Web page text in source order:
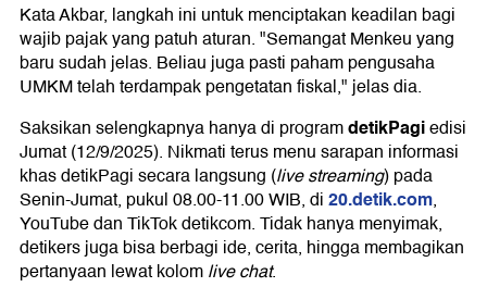
Kata Akbar, langkah ini untuk menciptakan keadilan bagi
wajib pajak yang patuh aturan. "Semangat Menkeu yang
baru sudah jelas. Beliau juga pasti paham pengusaha
UMKM telah terdampak pengetatan fiskal," jelas dia.
Saksikan selengkapnya hanya di programdetikPagiedisi
Jumat (12/9/2025). Nikmati terus menu sarapan informasi
khas detikPagi secara langsung (live streaming) pada
Senin-Jumat, pukul 08.00-11.00 WIB, di20.detik.com,
YouTube dan TikTok detikcom. Tidak hanya menyimak,
detikers juga bisa berbagi ide, cerita, hingga membagikan
pertanyaan lewat kolomlive chat.